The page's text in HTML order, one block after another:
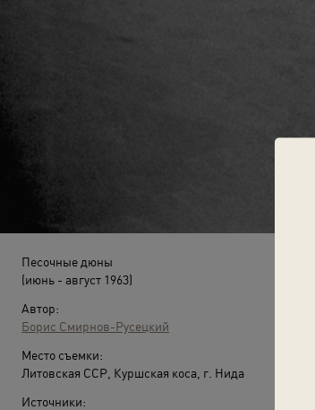
Песочные дюны
(июнь - август 1963)
Автор:
Борис Смирнов-Русецкий
Место съемки:
Литовская ССР, Куршская коса, г. Нида
Источники: